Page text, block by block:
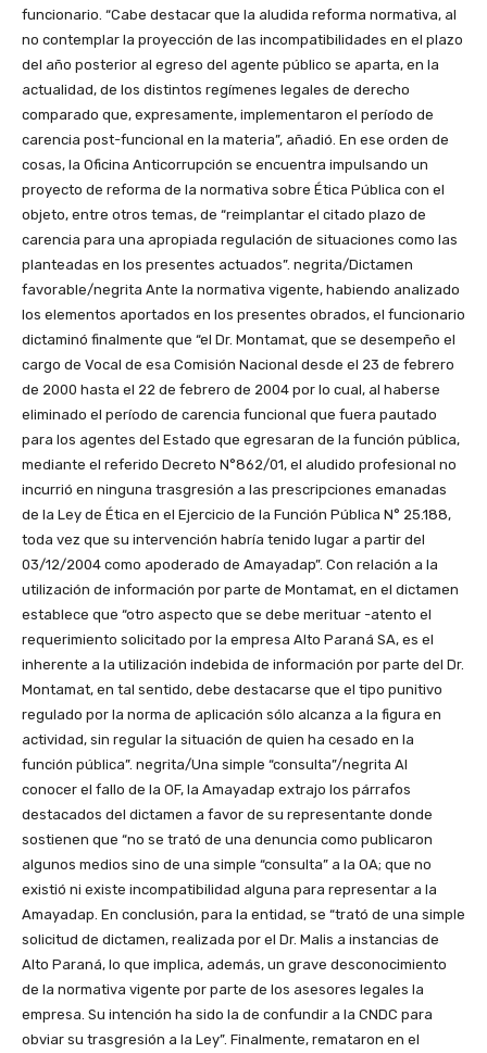
funcionario. “Cabe destacar que la aludida reforma normativa, al
no contemplar la proyección de las incompatibilidades en el plazo
del año posterior al egreso del agente público se aparta, en la
actualidad, de los distintos regímenes legales de derecho
comparado que, expresamente, implementaron el período de
carencia post-funcional en la materia”, añadió. En ese orden de
cosas, la Oficina Anticorrupción se encuentra impulsando un
proyecto de reforma de la normativa sobre Ética Pública con el
objeto, entre otros temas, de “reimplantar el citado plazo de
carencia para una apropiada regulación de situaciones como las
planteadas en los presentes actuados”. negrita/Dictamen
favorable/negrita Ante la normativa vigente, habiendo analizado
los elementos aportados en los presentes obrados, el funcionario
dictaminó finalmente que “el Dr. Montamat, que se desempeño el
cargo de Vocal de esa Comisión Nacional desde el 23 de febrero
de 2000 hasta el 22 de febrero de 2004 por lo cual, al haberse
eliminado el período de carencia funcional que fuera pautado
para los agentes del Estado que egresaran de la función pública,
mediante el referido Decreto N°862/01, el aludido profesional no
incurrió en ninguna trasgresión a las prescripciones emanadas
de la Ley de Ética en el Ejercicio de la Función Pública N° 25.188,
toda vez que su intervención habría tenido lugar a partir del
03/12/2004 como apoderado de Amayadap”. Con relación a la
utilización de información por parte de Montamat, en el dictamen
establece que “otro aspecto que se debe merituar -atento el
requerimiento solicitado por la empresa Alto Paraná SA, es el
inherente a la utilización indebida de información por parte del Dr.
Montamat, en tal sentido, debe destacarse que el tipo punitivo
regulado por la norma de aplicación sólo alcanza a la figura en
actividad, sin regular la situación de quien ha cesado en la
función pública”. negrita/Una simple “consulta”/negrita Al
conocer el fallo de la OF, la Amayadap extrajo los párrafos
destacados del dictamen a favor de su representante donde
sostienen que “no se trató de una denuncia como publicaron
algunos medios sino de una simple “consulta” a la OA; que no
existió ni existe incompatibilidad alguna para representar a la
Amayadap. En conclusión, para la entidad, se “trató de una simple
solicitud de dictamen, realizada por el Dr. Malis a instancias de
Alto Paraná, lo que implica, además, un grave desconocimiento
de la normativa vigente por parte de los asesores legales la
empresa. Su intención ha sido la de confundir a la CNDC para
obviar su trasgresión a la Ley”. Finalmente, remataron en el